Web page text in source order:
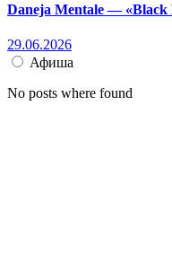
Daneja Mentale — «Black
29.06.2026
Афиша
No posts where found